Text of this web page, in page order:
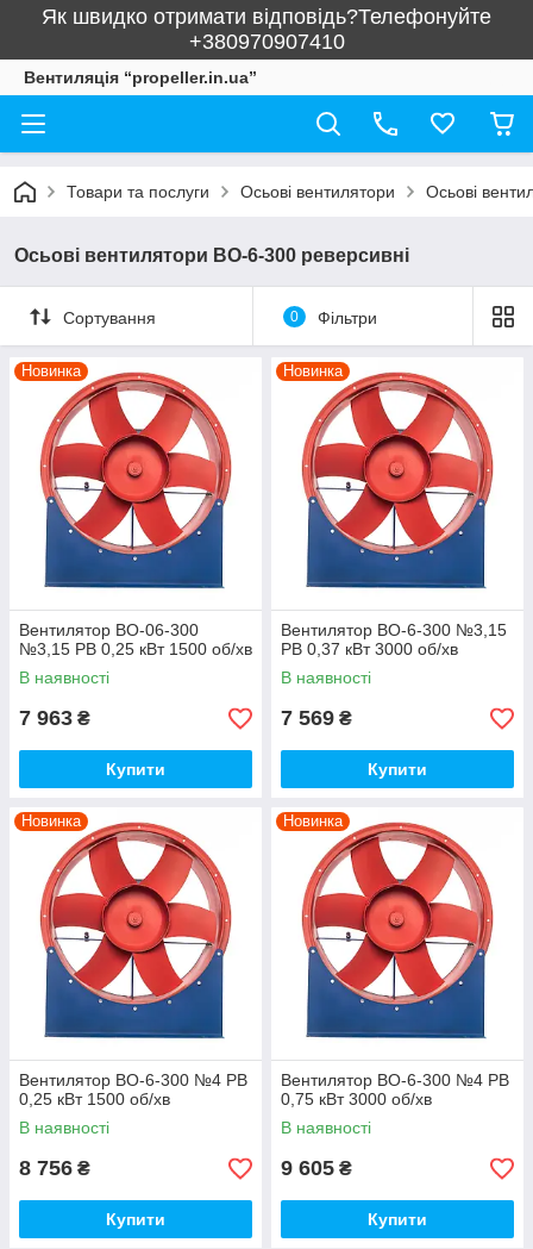
Як швидко отримати відповідь?Телефонуйте
+380970907410
Вентиляція “propeller.in.ua”
Товари та послуги Осьові вентилятори Осьові
Осьові вентилятори ВО-6-300 реверсивні
Сортування 0 Фільтри
Новинка
Вентилятор ВО-06-300
№3,15 РВ 0,25 кВт 1500 об/хв
В наявності
7 963 ₴
Купити
Новинка
Вентилятор ВО-6-300 №3,15
РВ 0,37 кВт 3000 об/хв
В наявності
7 569 ₴
Купити
Новинка
Вентилятор ВО-6-300 №4 РВ
0,25 кВт 1500 об/хв
В наявності
8 756 ₴
Купити
Новинка
Вентилятор ВО-6-300 №4 РВ
0,75 кВт 3000 об/хв
В наявності
9 605 ₴
Купити